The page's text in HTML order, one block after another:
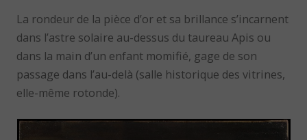
La rondeur de la pièce d’or et sa brillance s’incarnent
dans l’astre solaire au-dessus du taureau Apis ou
dans la main d’un enfant momifié, gage de son
passage dans l’au-delà (salle historique des vitrines,
elle-même rotonde).